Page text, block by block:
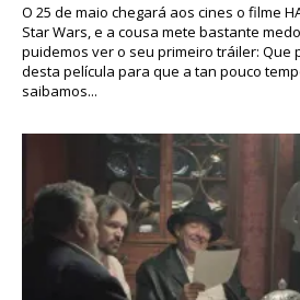
O 25 de maio chegará aos cines o filme
Star Wars, e a cousa mete bastante
puidemos ver o seu primeiro tráiler: Que
desta película para que a tan pouco
saibamos...